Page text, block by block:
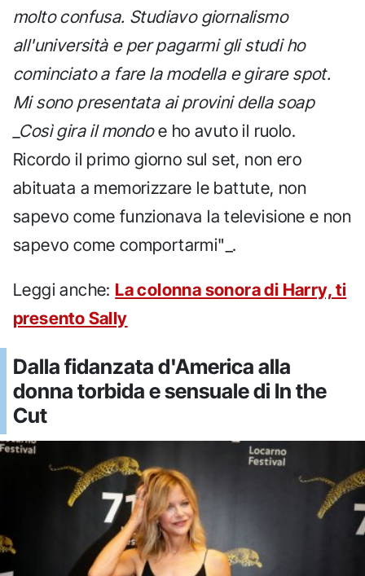
molto confusa. Studiavo giornalismo
all'università e per pagarmi gli studi ho
cominciato a fare la modella e girare spot.
Mi sono presentata ai provini della soap
_Così gira il mondoe ho avuto il ruolo.
Ricordo il primo giorno sul set, non ero
abituata a memorizzare le battute, non
sapevo come funzionava la televisione e non
sapevo come comportarmi"_.
Leggi anche: La colonna sonora di Harry, ti
presento Sally
Dalla fidanzata d'America alla
donna torbida e sensuale di In the
Cut